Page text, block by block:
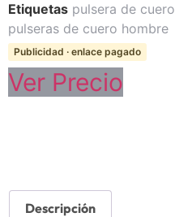
Etiquetas pulsera de cuero
pulseras de cuero hombre
Publicidad · enlace pagado
Ver Precio
Descripción